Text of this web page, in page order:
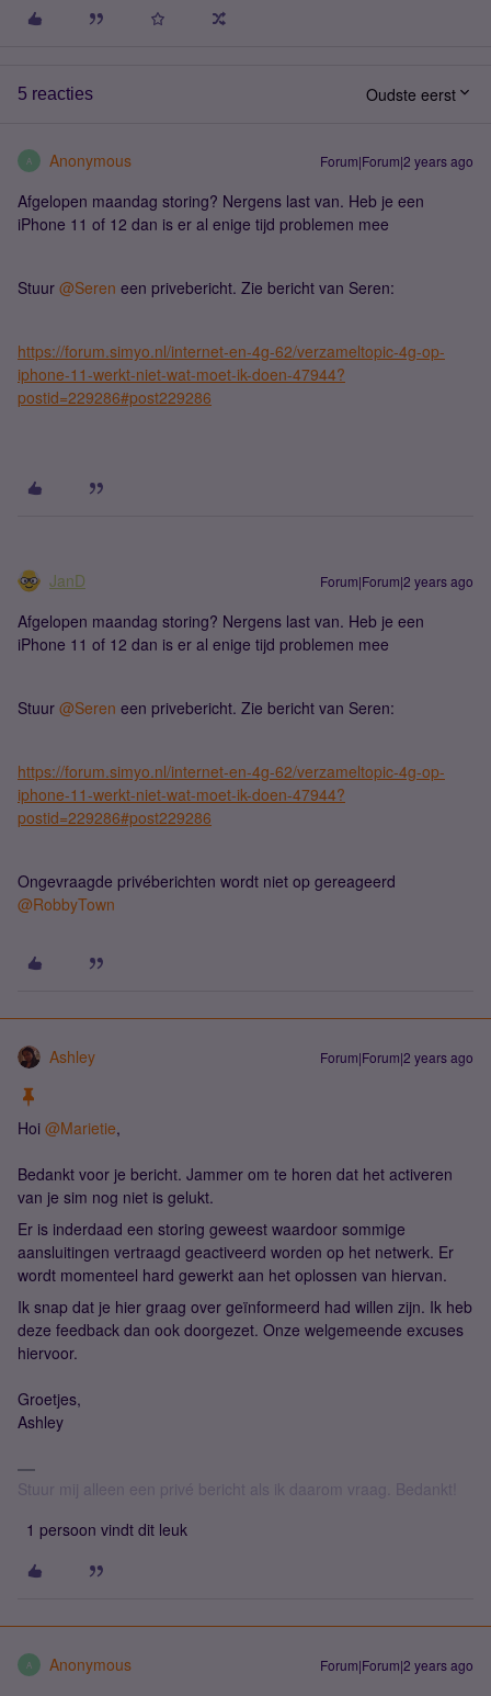
5 reacties Oudste eerst
A Anonymous Forum|Forum|2 years ago
Afgelopen maandag storing? Nergens last van. Heb je een
iPhone 11 of 12 dan is er al enige tijd problemen mee
Stuur @Seren een privebericht. Zie bericht van Seren:
https://forum.simyo.nl/internet-en-4g-62/verzameltopic-4g-op-
iphone-11-werkt-niet-wat-moet-ik-doen-47944?
postid=229286#post229286
JanD Forum|Forum|2 years ago
Afgelopen maandag storing? Nergens last van. Heb je een
iPhone 11 of 12 dan is er al enige tijd problemen mee
Stuur @Seren een privebericht. Zie bericht van Seren:
https://forum.simyo.nl/internet-en-4g-62/verzameltopic-4g-op-
iphone-11-werkt-niet-wat-moet-ik-doen-47944?
postid=229286#post229286
Ongevraagde privéberichten wordt niet op gereageerd
@RobbyTown
Ashley Forum|Forum|2 years ago
Hoi @Marietie,
Bedankt voor je bericht. Jammer om te horen dat het activeren
van je sim nog niet is gelukt.
Er is inderdaad een storing geweest waardoor sommige
aansluitingen vertraagd geactiveerd worden op het netwerk. Er
wordt momenteel hard gewerkt aan het oplossen van hiervan.
Ik snap dat je hier graag over geïnformeerd had willen zijn. Ik heb
deze feedback dan ook doorgezet. Onze welgemeende excuses
hiervoor.
Groetjes,
Ashley
Stuur mij alleen een privé bericht als ik daarom vraag. Bedankt!
1 persoon vindt dit leuk
A Anonymous Forum|Forum|2 years ago